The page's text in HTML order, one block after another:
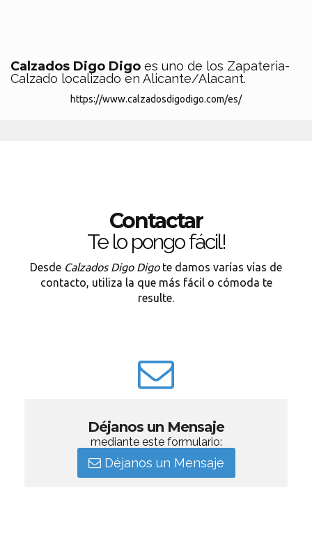
Calzados Digo Digo es uno de los Zapateria-
Calzado localizado en Alicante/Alacant.
https://www.calzadosdigodigo.com/es/
Contactar
Te lo pongo fácil!
Desde Calzados Digo Digote damos varías vías de
contacto, utiliza la que más fácil o cómoda te
resulte.
Déjanos un Mensaje
mediante este formulario:
Déjanos un Mensaje